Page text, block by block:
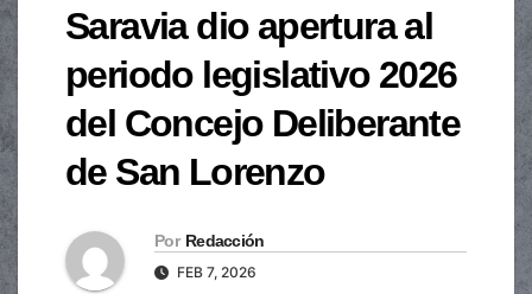
Saravia dio apertura al
periodo legislativo 2026
del Concejo Deliberante
de San Lorenzo
Por Redacción
FEB 7, 2026